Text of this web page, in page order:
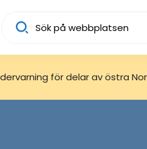
för delar av östra